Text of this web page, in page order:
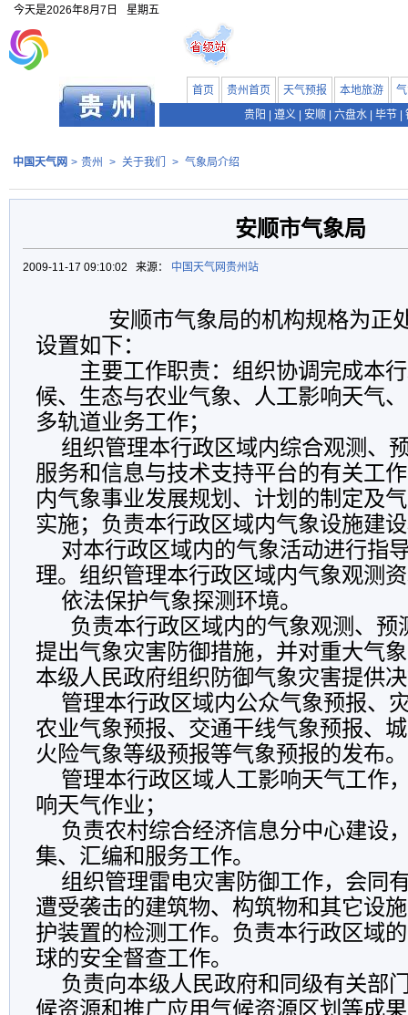
今天是2026年8月7日 星期五
首页 贵州首页 天气预报 本地旅游
贵阳
遵义 安顺 六盘水 毕节
中国天气网 > 贵州 > 关于我们 > 气象局介绍
安顺市气象局
2009-11-17 09:10:02 来源： 中国天气网贵州站
安顺市气象局的机构规格为正
设置如下：
主要工作职责：组织协调完成本行
候、生态与农业气象、人工影响天气
多轨道业务工作；
组织管理本行政区域内综合观测、
服务和信息与技术支持平台的有关工
内气象事业发展规划、计划的制定及
实施；负责本行政区域内气象设施建
对本行政区域内的气象活动进行指
理。组织管理本行政区域内气象观测
依法保护气象探测环境。
负责本行政区域内的气象观测、预
提出气象灾害防御措施，并对重大气
本级人民政府组织防御气象灾害提供
管理本行政区域内公众气象预报、
农业气象预报、交通干线气象预报、
火险气象等级预报等气象预报的发布。
管理本行政区域人工影响天气工作
响天气作业；
负责农村综合经济信息分中心建设
集、汇编和服务工作。
组织管理雷电灾害防御工作，会同
遭受袭击的建筑物、构筑物和其它设
护装置的检测工作。负责本行政区域
球的安全督查工作。
负责向本级人民政府和同级有关部
候资源和推广应用气候资源区划等成